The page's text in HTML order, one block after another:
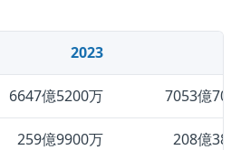
2023
6647億5200万 7053億
259億9900万 208億